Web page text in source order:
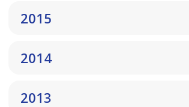
2015
2014
2013